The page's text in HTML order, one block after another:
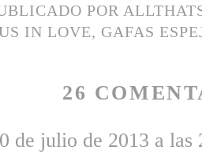
POR
IN LOVE, GAFAS
26
de julio de 2013 a las